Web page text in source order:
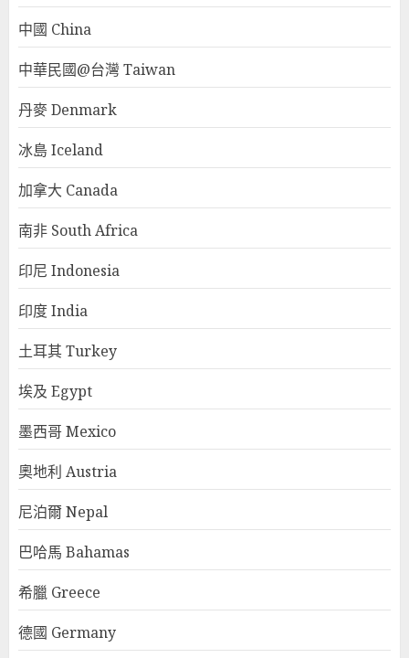
中國 China
中華民國@台灣 Taiwan
丹麥 Denmark
冰島 Iceland
加拿大 Canada
南非 South Africa
印尼 Indonesia
印度 India
土耳其 Turkey
埃及 Egypt
墨西哥 Mexico
奧地利 Austria
尼泊爾 Nepal
巴哈馬 Bahamas
希臘 Greece
德國 Germany